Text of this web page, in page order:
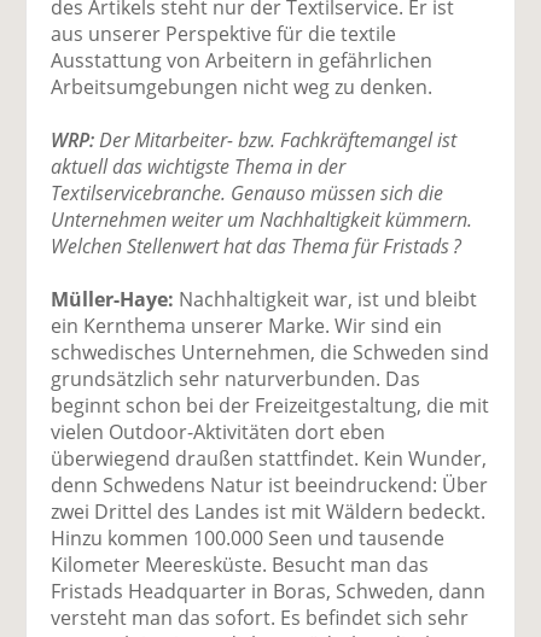
des Artikels steht nur der Textilservice. Er ist
aus unserer Perspektive für die textile
Ausstattung von Arbeitern in gefährlichen
Arbeitsumgebungen nicht weg zu denken.
WRP:Der Mitarbeiter- bzw. Fachkräftemangel ist
aktuell das wichtigste Thema in der
Textilservicebranche. Genauso müssen sich die
Unternehmen weiter um Nachhaltigkeit kümmern.
Welchen Stellenwert hat das Thema für Fristads ?
Müller-Haye: Nachhaltigkeit war, ist und bleibt
ein Kernthema unserer Marke. Wir sind ein
schwedisches Unternehmen, die Schweden sind
grundsätzlich sehr naturverbunden. Das
beginnt schon bei der Freizeitgestaltung, die mit
vielen Outdoor-Aktivitäten dort eben
überwiegend draußen stattfindet. Kein Wunder,
denn Schwedens Natur ist beeindruckend: Über
zwei Drittel des Landes ist mit Wäldern bedeckt.
Hinzu kommen 100.000 Seen und tausende
Kilometer Meeresküste. Besucht man das
Fristads Headquarter in Boras, Schweden, dann
versteht man das sofort. Es befindet sich sehr